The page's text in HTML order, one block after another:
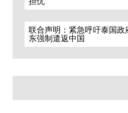
联合声明：紧急呼吁泰国政
东强制遣返中国